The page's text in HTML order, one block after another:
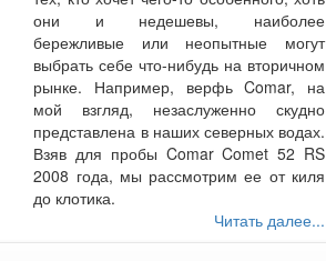
они и недешевы, наиболее
бережливые или неопытные могут
выбрать себе что-нибудь на вторичном
рынке. Например, верфь Comar, на
мой взгляд, незаслуженно скудно
представлена в наших северных водах.
Взяв для пробы Comar Comet 52 RS
2008 года, мы рассмотрим ее от киля
до клотика.
Читать далее...